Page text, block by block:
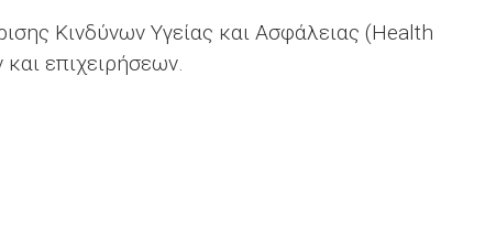
Κινδύνων Υγείας και Ασφάλειας (Health
επιχειρήσεων.